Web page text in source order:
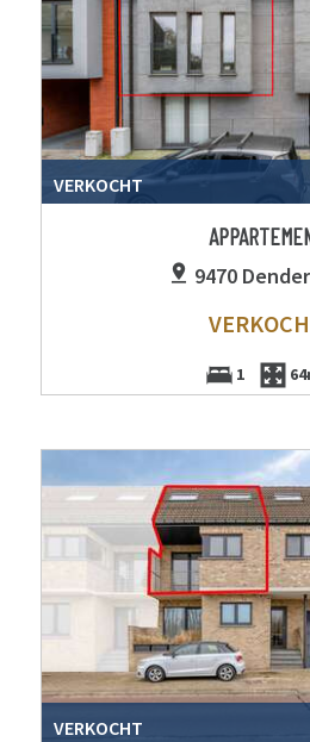
VERKOCHT
9470
1
VERKOCHT